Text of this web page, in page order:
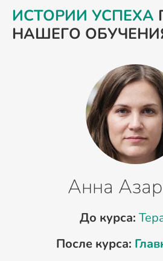
ИСТОРИИ УСПЕХА
НАШЕГО
Анна
До курса:
После курса: